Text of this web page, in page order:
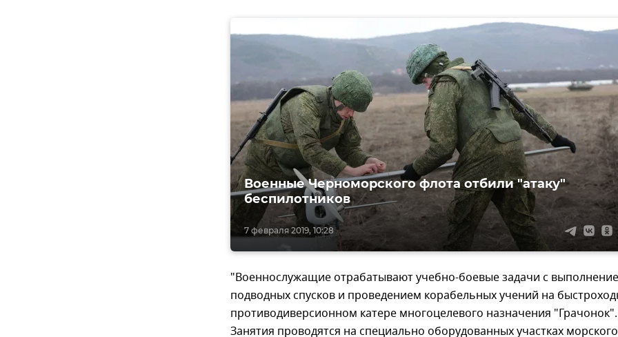
7 февраля 2019, 10:28
Военные Черноморского флота отбили "атаку"
беспилотников
"Военнослужащие отрабатывают учебно-боевые задачи с
подводных спусков и проведением корабельных учений на
противодиверсионном катере многоцелевого назначения "Грачонок".
Занятия проводятся на специально оборудованных участках морского